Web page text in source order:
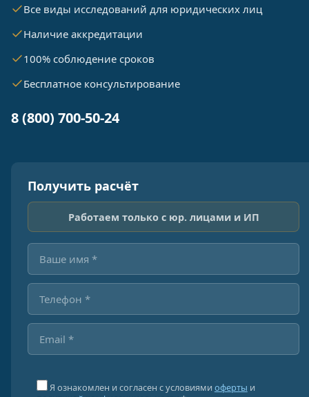
Все виды исследований для юридических лиц
Наличие аккредитации
100% соблюдение сроков
Бесплатное консультирование
8 (800) 700-50-24
Получить расчёт
Работаем только с юр. лицами и ИП
Я ознакомлен и согласен с условиями оферты и